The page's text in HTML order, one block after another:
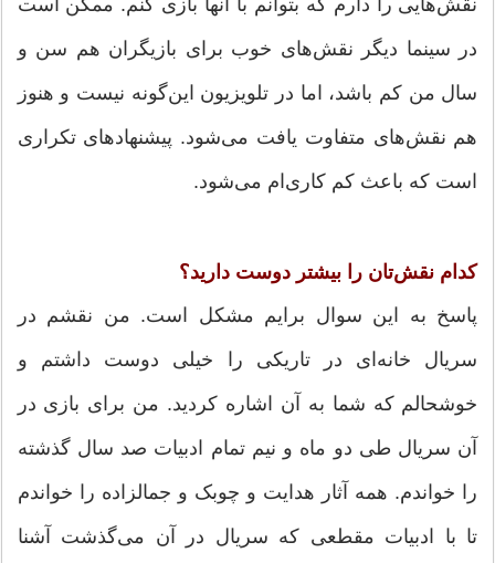
در سینما دیگر نقش‌های خوب برای بازیگران هم سن و
سال من کم باشد، اما در تلویزیون این‌گونه نیست و هنوز
هم نقش‌های متفاوت یافت می‌شود. پیشنهادهای تکراری
است که باعث کم کاری‌ام می‌شود.
کدام نقش‌تان را بیشتر دوست دارید؟
پاسخ به این سوال برایم مشکل است. من نقشم در
سریال خانه‌ای در تاریکی را خیلی دوست داشتم و
خوشحالم که شما به آن اشاره کردید. من برای بازی در
آن سریال طی دو ماه و نیم تمام ادبیات صد سال گذشته
را خواندم. همه آثار هدایت و چوبک و جمالزاده را خواندم
تا با ادبیات مقطعی که سریال در آن می‌گذشت آشنا